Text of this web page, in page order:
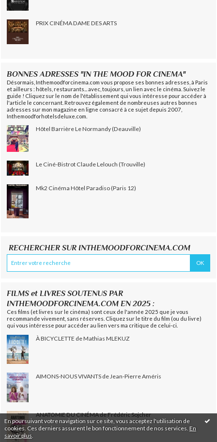
En poursuivant votre navigation sur ce site, vous acceptez l'utilisation de
cookies. Ces derniers assurent le bon fonctionnement de nos services. En
savoir plus
PRIX CINÉMA DAME DES ARTS
BONNES ADRESSES "IN THE MOOD FOR CINEMA"
Désormais, Inthemoodforcinema.com vous propose ses bonnes adresses, à Paris
et ailleurs : hôtels, restaurants... avec, toujours, un lien avec le cinéma. Suivez le
guide ! Cliquez sur le nom de l'établissement qui vous intéresse pour accéder à
l'article le concernant. Retrouvez également de nombreuses autres bonnes
adresses sur mon magazine en ligne consacré à ce sujet depuis 2007,
Inthemoodforhotelsdeluxe.com.
Hôtel Barrière Le Normandy (Deauville)
Le Ciné-Bistrot Claude Lelouch (Trouville)
Mk2 Cinéma Hôtel Paradiso (Paris 12)
RECHERCHER SUR INTHEMOODFORCINEMA.COM
FILMS et LIVRES SOUTENUS PAR
INTHEMOODFORCINEMA.COM EN 2025 :
Ces films (et livres sur le cinéma) sont ceux de l'année 2025 que je vous
recommande vivement, sans réserves. Cliquez sur le titre du film (ou du livre)
qui vous intéresse pour accéder au lien vers ma critique de celui-ci.
À BICYCLETTE de Mathias MLEKUZ
AIMONS-NOUS VIVANTS de Jean-Pierre Améris
ANATOMIE DU CINÉMA de Frédéric Sojcher